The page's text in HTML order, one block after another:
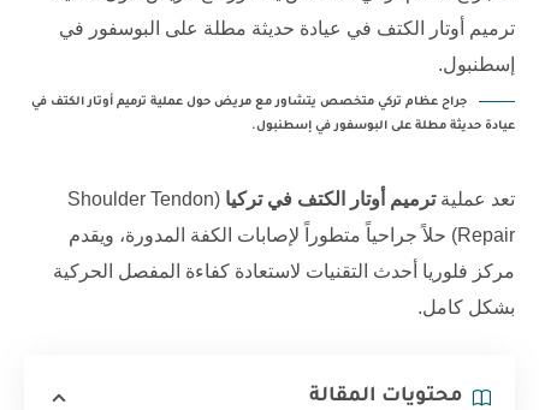
جراح عظام تركي متخصص يتشاور مع مريض حول عملية ترميم أوتار الكتف في
عيادة حديثة مطلة على البوسفور في إسطنبول.
تعد عمليةترميم أوتار الكتف في تركيا
(Shoulder Tendon
Repair) حلاً جراحياً متطوراً لإصابات الكفة المدورة، ويقدم
مركز فلوريا أحدث التقنيات لاستعادة كفاءة المفصل الحركية
بشكل كامل.
محتويات المقالة